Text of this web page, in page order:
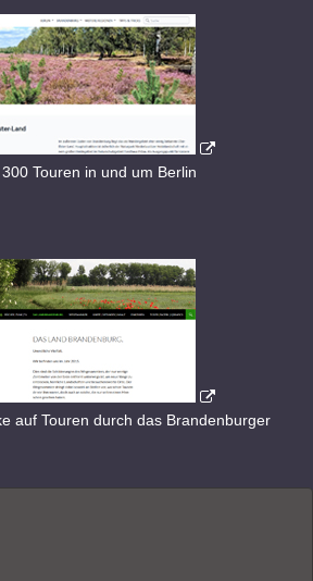
Touren in und um Berlin
auf Touren durch das Brandenburger